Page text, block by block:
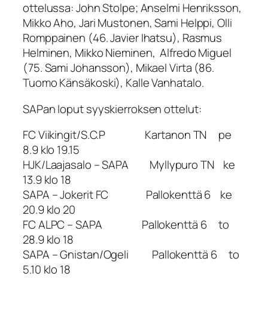
ottelussa: John Stolpe; Anselmi Henriksson,
Mikko Aho, Jari Mustonen, Sami Helppi, Olli
Romppainen (46. Javier Ihatsu), Rasmus
Helminen, Mikko Nieminen, Alfredo Miguel
(75. Sami Johansson), Mikael Virta (86.
Tuomo Känsäkoski), Kalle Vanhatalo.
SAPan loput syyskierroksen ottelut:
FC Viikingit/S.C.P Kartanon TN pe
8.9 klo 19.15
HJK/Laajasalo – SAPA Myllypuro TN ke
13.9 klo 18
SAPA – Jokerit FC Pallokenttä 6 ke
20.9 klo 20
FC ALPC – SAPA Pallokenttä 6 to
28.9 klo 18
SAPA – Gnistan/Ogeli Pallokenttä 6 to
5.10 klo 18